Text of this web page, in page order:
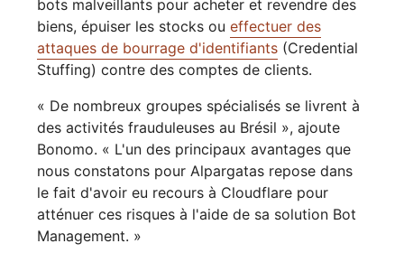
bots malveillants pour acheter et revendre des
biens, épuiser les stocks oueffectuer des
attaques de bourrage d'identifiants (Credential
Stuffing) contre des comptes de clients.
« De nombreux groupes spécialisés se livrent à
des activités frauduleuses au Brésil », ajoute
Bonomo. « L'un des principaux avantages que
nous constatons pour Alpargatas repose dans
le fait d'avoir eu recours à Cloudflare pour
atténuer ces risques à l'aide de sa solution Bot
Management. »